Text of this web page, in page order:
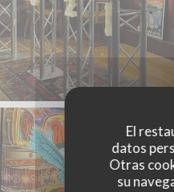
El
datos
Otras
su